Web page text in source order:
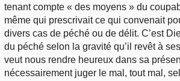
tenant compte « des moyens » du
même qui prescrivait ce qui convenait
divers cas de péché ou de délit. C’est
du péché selon la gravité qu’il revêt à
veut nous rendre heureux dans sa
nécessairement juger le mal, tout mal,